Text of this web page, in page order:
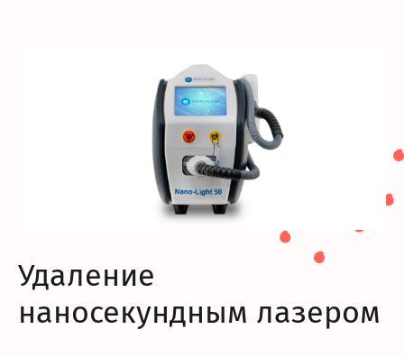
Удаление
наносекундным лазером